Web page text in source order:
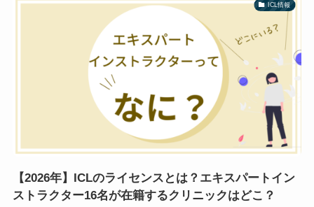
ICL情報
【2026年】ICLのライセンスとは？エキスパートイン
ストラクター16名が在籍するクリニックはどこ？